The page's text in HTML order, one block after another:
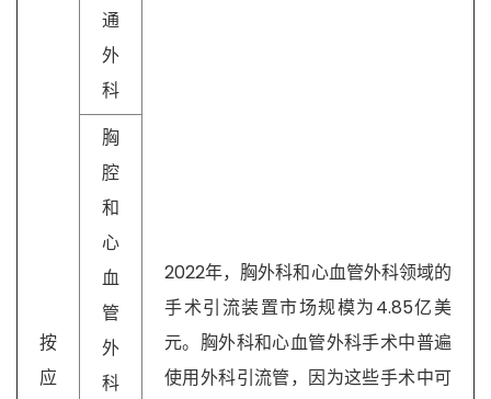
按
应
通
外
科
2022年，胸外科和心血管外科领域的
手术引流装置市场规模为4.85亿美
元。胸外科和心血管外科手术中普遍
使用外科引流管，因为这些手术中可
胸
腔
和
心
血
管
外
科